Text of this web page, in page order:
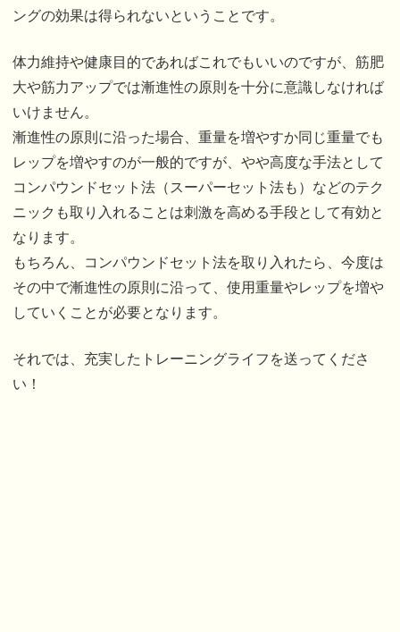
ングの効果は得られないということです。
体力維持や健康目的であればこれでもいいのですが、筋肥
大や筋力アップでは漸進性の原則を十分に意識しなければ
いけません。
漸進性の原則に沿った場合、重量を増やすか同じ重量でも
レップを増やすのが一般的ですが、やや高度な手法として
コンパウンドセット法（スーパーセット法も）などのテク
ニックも取り入れることは刺激を高める手段として有効と
なります。
もちろん、コンパウンドセット法を取り入れたら、今度は
その中で漸進性の原則に沿って、使用重量やレップを増や
していくことが必要となります。
それでは、充実したトレーニングライフを送ってくださ
い！